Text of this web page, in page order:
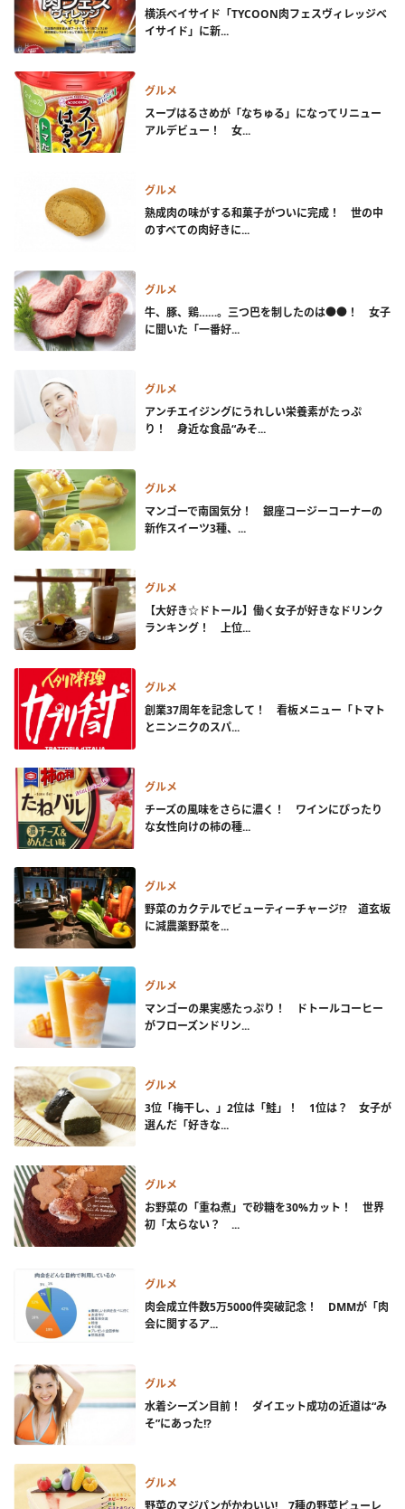
横浜ベイサイド「TYCOON肉フェスヴィレッジベ
イサイド」に新...
グルメ
スープはるさめが「なちゅる」になってリニュー
アルデビュー！ 女...
グルメ
熟成肉の味がする和菓子がついに完成！ 世の中
のすべての肉好きに...
グルメ
牛、豚、鶏……。三つ巴を制したのは●●！ 女子
に聞いた「一番好...
グルメ
アンチエイジングにうれしい栄養素がたっぷ
り！ 身近な食品“みそ...
グルメ
マンゴーで南国気分！ 銀座コージーコーナーの
新作スイーツ3種、...
グルメ
【大好き☆ドトール】働く女子が好きなドリンク
ランキング！ 上位...
グルメ
創業37周年を記念して！ 看板メニュー「トマト
とニンニクのスパ...
グルメ
チーズの風味をさらに濃く！ ワインにぴったり
な女性向けの柿の種...
グルメ
野菜のカクテルでビューティーチャージ!? 道玄坂
に減農薬野菜を...
グルメ
マンゴーの果実感たっぷり！ ドトールコーヒー
がフローズンドリン...
グルメ
3位「梅干し、」2位は「鮭」！ 1位は？ 女子が
選んだ「好きな...
グルメ
お野菜の「重ね煮」で砂糖を30%カット！ 世界
初「太らない？ ...
グルメ
肉会成立件数5万5000件突破記念！ DMMが「肉
会に関するア...
グルメ
水着シーズン目前！ ダイエット成功の近道は“み
そ”にあった!?
グルメ
野菜のマジパンがかわいい! 7種の野菜ピューレ